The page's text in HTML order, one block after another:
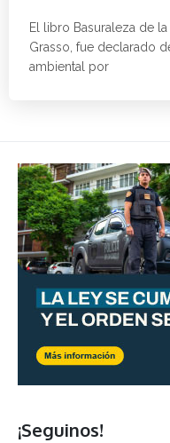
El libro Basuraleza de
Grasso, fue declarado
ambiental por
¡Seguinos!